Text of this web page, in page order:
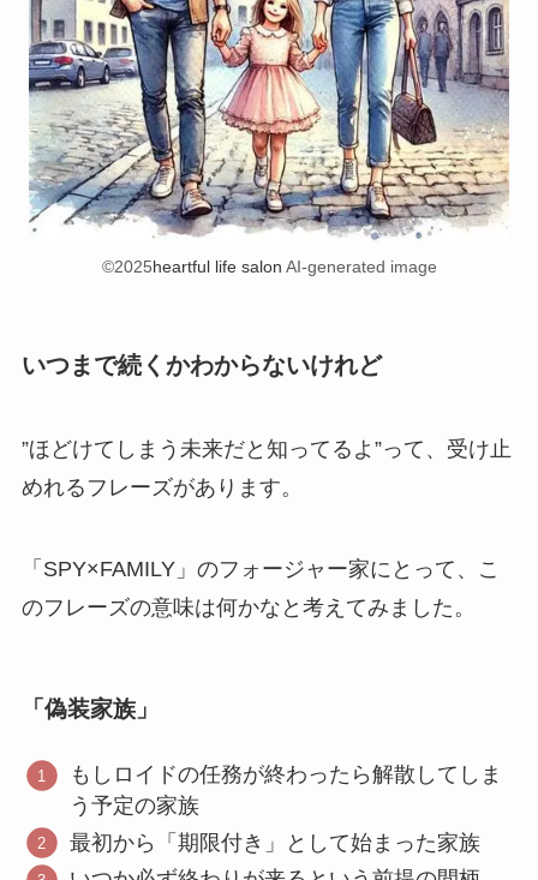
©2025heartful life salon AI-generated image
いつまで続くかわからないけれど
”ほどけてしまう未来だと知ってるよ”って、受け止
めれるフレーズがあります。
「SPY×FAMILY」のフォージャー家にとって、こ
のフレーズの意味は何かなと考えてみました。
「偽装家族」
もしロイドの任務が終わったら解散してしま
う予定の家族
最初から「期限付き」として始まった家族